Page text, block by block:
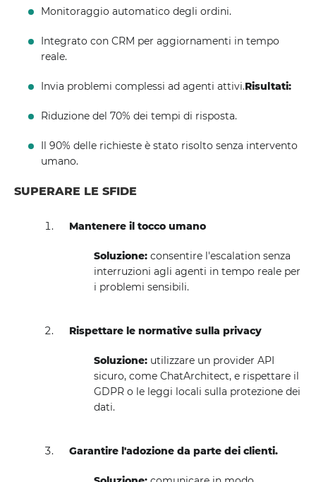
Monitoraggio automatico degli ordini.
Integrato con CRM per aggiornamenti in tempo
reale.
Invia problemi complessi ad agenti attivi.Risultati:
Riduzione del 70% dei tempi di risposta.
Il 90% delle richieste è stato risolto senza intervento
umano.
SUPERARE LE SFIDE
Mantenere il tocco umano
Soluzione:consentire l'escalation senza
interruzioni agli agenti in tempo reale per
i problemi sensibili.
Rispettare le normative sulla privacy
Soluzione:utilizzare un provider API
sicuro, come ChatArchitect, e rispettare il
GDPR o le leggi locali sulla protezione dei
dati.
Garantire l'adozione da parte dei clienti.